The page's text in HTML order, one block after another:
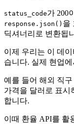
status_code가 200
response.json() 을
딕셔너리로 변환됩
이제 우리는 이 데
습니다. 실제 현업
예를 들어 해외 직
가격을 달러로 표시
합니다.
이때 환율 API를 활